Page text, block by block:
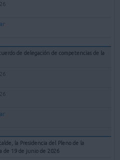
de delegación de competencias de la
la Presidencia del Pleno de la
de 19 de junio de 2026